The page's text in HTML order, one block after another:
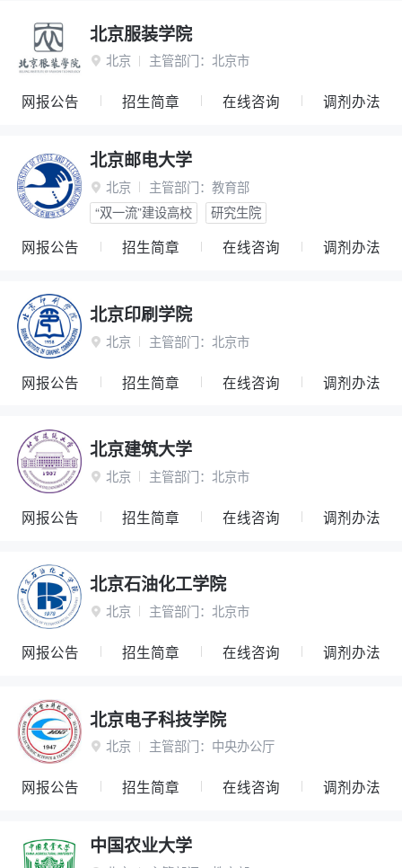
北京服装学院
 北京 主管部门： 北京市
网报公告 招生简章 在线咨询 调剂办法
北京邮电大学
 北京 主管部门： 教育部
“双一流”建设高校
研究生院
网报公告 招生简章 在线咨询 调剂办法
北京印刷学院
 北京 主管部门： 北京市
网报公告 招生简章 在线咨询 调剂办法
北京建筑大学
 北京 主管部门： 北京市
网报公告 招生简章 在线咨询 调剂办法
北京石油化工学院
 北京 主管部门： 北京市
网报公告 招生简章 在线咨询 调剂办法
北京电子科技学院
 北京 主管部门： 中央办公厅
网报公告 招生简章 在线咨询 调剂办法
中国农业大学